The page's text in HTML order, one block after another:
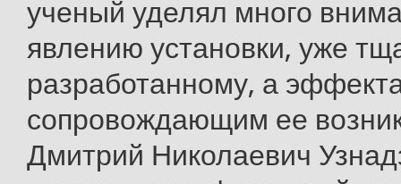
ученый уделял много
явлению установки, уже
разработанному, а
сопровождающим ее
Дмитрий Николаевич